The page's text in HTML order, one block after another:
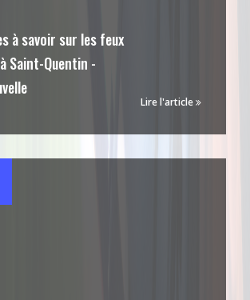
à savoir sur les feux
Saint-Quentin -
Lire l'article